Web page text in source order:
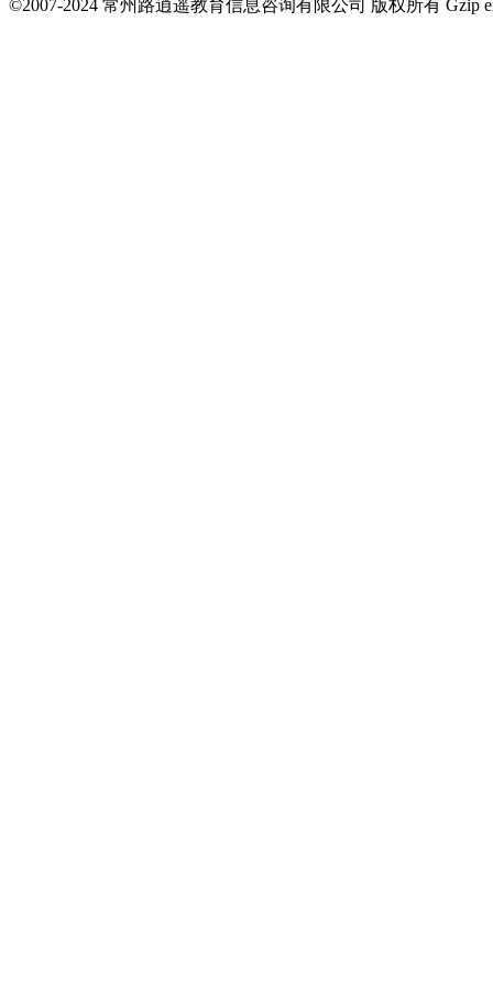
©2007-2024 常州路逍遥教育信息咨询有限公司 版权所有 Gzip